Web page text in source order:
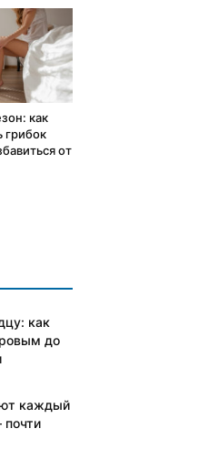
как
грибок
от
как
до
каждый